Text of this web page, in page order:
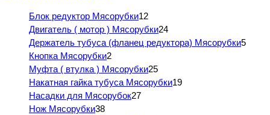
Блок редуктор Мясорубки12
Двигатель ( мотор ) Мясорубки24
Держатель тубуса (фланец редуктора) Мясорубки5
Кнопка Мясорубки2
Муфта ( втулка ) Мясорубки25
Накатная гайка тубуса Мясорубки19
Насадки для Мясорубок27
Нож Мясорубки38